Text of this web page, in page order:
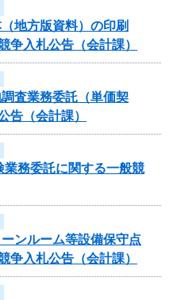
地方版資料）の印刷
争入札公告（会計課）
査業務委託（単価契
告（会計課）
務委託に関する一般競
ンルーム等設備保守点
争入札公告（会計課）